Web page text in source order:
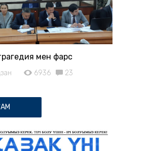
мен фарс
6936 23